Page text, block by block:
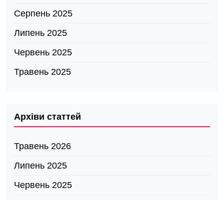
Серпень 2025
Липень 2025
Червень 2025
Травень 2025
Архіви статтей
Травень 2026
Липень 2025
Червень 2025